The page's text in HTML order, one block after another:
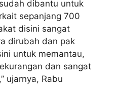
dibantu untuk
sepanjang 700
disini sangat
dirubah dan pak
untuk memantau,
dan sangat
ujarnya, Rabu